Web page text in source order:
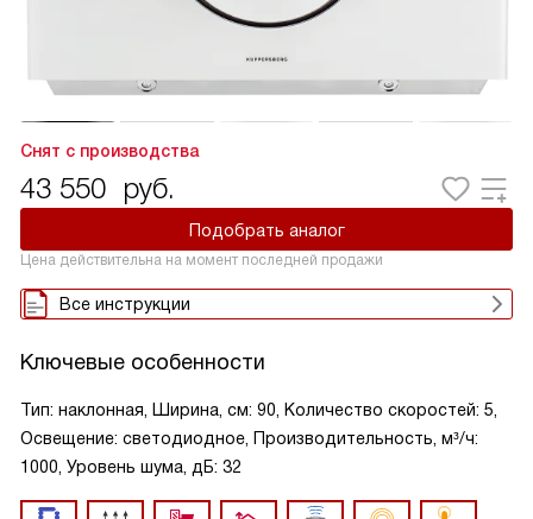
Снят с производства
43 550 руб.
Подобрать аналог
Цена действительна на момент последней продажи
Все инструкции
Ключевые особенности
Тип: наклонная, Ширина, см: 90, Количество скоростей: 5,
Освещение: светодиодное, Производительность, м³/ч:
1000, Уровень шума, дБ: 32